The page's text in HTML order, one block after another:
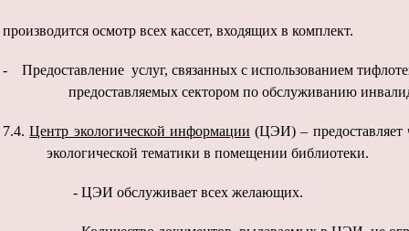
производится осмотр всех кассет, входящих в комплект.
- Предоставление услуг, связанных с использованием
предоставляемых сектором по обслуживанию
7.4. Центр экологической информации (ЦЭИ) – предоставляет
экологической тематики в помещении библиотеки.
- ЦЭИ обслуживает всех желающих.